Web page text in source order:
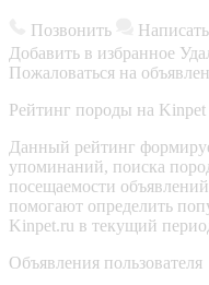
Позвонить
Добавить в избранное
Пожаловаться на
Рейтинг породы на Kinpet
Данный рейтинг
упоминаний, поиска
посещаемости
помогают определить
Kinpet.ru в текущий
Объявления пользователя